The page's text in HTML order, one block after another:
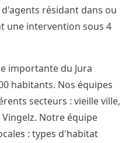
résidant dans ou
une intervention sous 4
importante du Jura
habitants. Nos équipes
secteurs : vieille ville,
Notre équipe
: types d'habitat